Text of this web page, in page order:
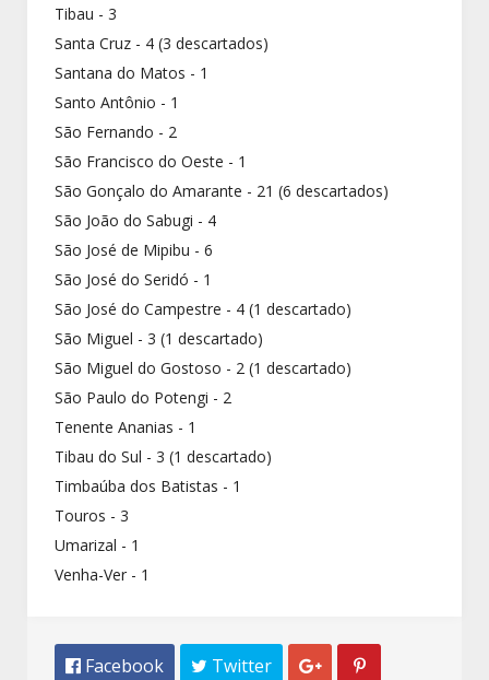
Tibau - 3
Santa Cruz - 4 (3 descartados)
Santana do Matos - 1
Santo Antônio - 1
São Fernando - 2
São Francisco do Oeste - 1
São Gonçalo do Amarante - 21 (6 descartados)
São João do Sabugi - 4
São José de Mipibu - 6
São José do Seridó - 1
São José do Campestre - 4 (1 descartado)
São Miguel - 3 (1 descartado)
São Miguel do Gostoso - 2 (1 descartado)
São Paulo do Potengi - 2
Tenente Ananias - 1
Tibau do Sul - 3 (1 descartado)
Timbaúba dos Batistas - 1
Touros - 3
Umarizal - 1
Venha-Ver - 1
 Facebook  Twitter  